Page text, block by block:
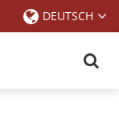
DEUTSCH